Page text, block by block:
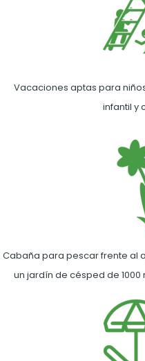
Vacaciones aptas para
infantil y
Cabaña para pescar frente al
un jardín de césped de 1000